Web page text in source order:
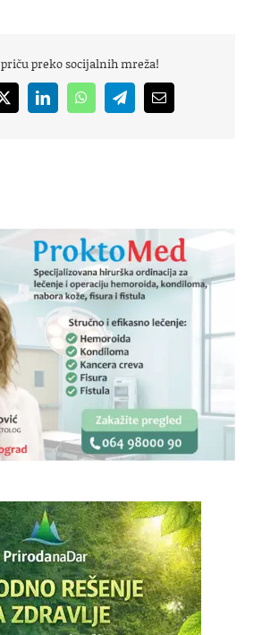
preko socijalnih mreža!
X LinkedInWhatsAppTelegramEmail